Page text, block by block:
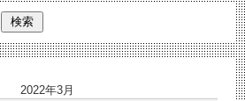
2022年3月